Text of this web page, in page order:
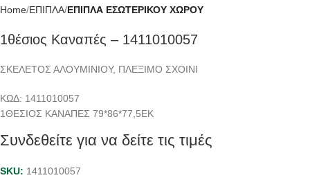
Home ΕΠΙΠΛΑ ΕΠΙΠΛΑ ΕΣΩΤΕΡΙΚΟΥ ΧΩΡΟΥ
1θέσιος Καναπές – 1411010057
ΣΚΕΛΕΤΟΣ ΑΛΟΥΜΙΝΙΟΥ, ΠΛΕΞΙΜΟ ΣΧΟΙΝΙ
ΚΩΔ: 1411010057
1ΘΕΣΙΟΣ ΚΑΝΑΠΕΣ 79*86*77,5ΕΚ
Συνδεθείτε για να δείτε τις τιμές
SKU: 1411010057